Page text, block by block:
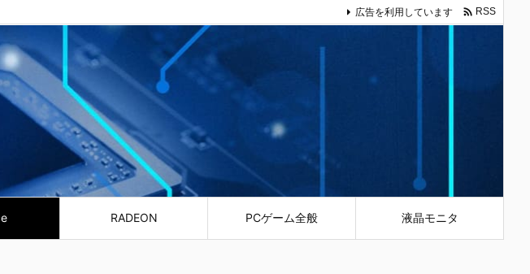
RADEON PCゲーム全般 液晶モニタ
広告を利用しています  RSS